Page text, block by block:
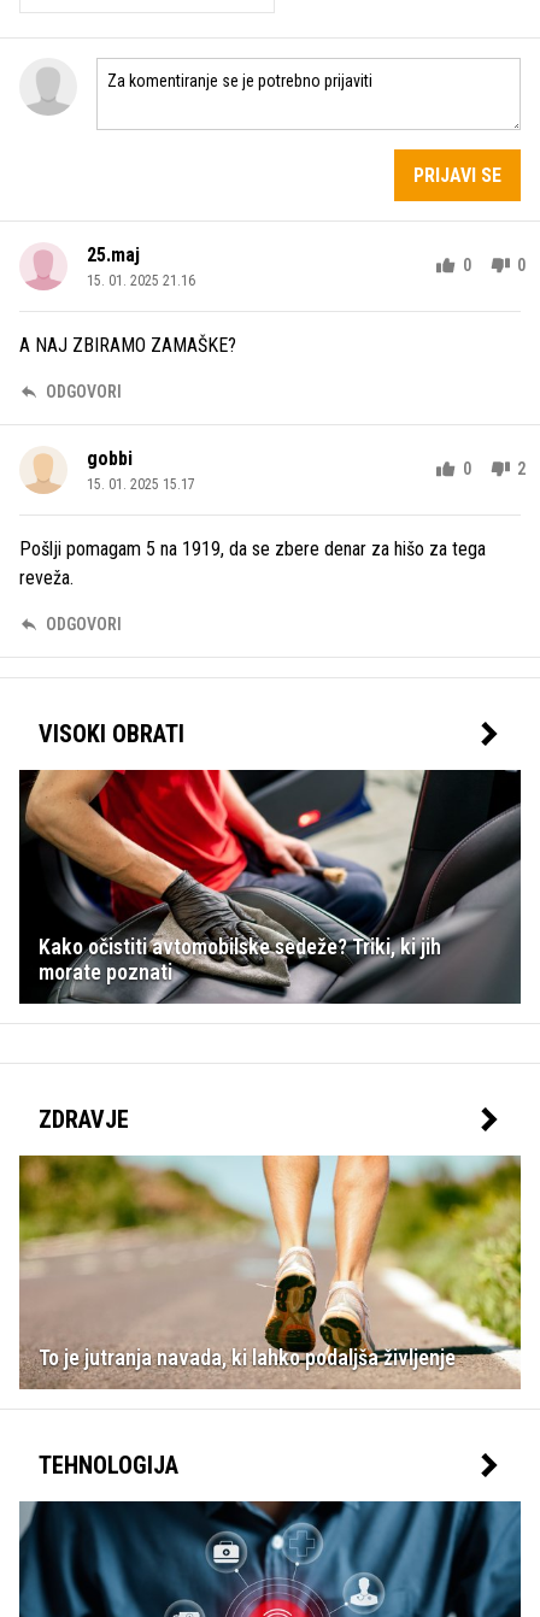
PRIJAVI SE
25.maj
15. 01. 2025 21.16
0 0
A NAJ ZBIRAMO ZAMAŠKE?
ODGOVORI
gobbi
15. 01. 2025 15.17
0 2
Pošlji pomagam 5 na 1919, da se zbere denar za hišo za tega
reveža.
ODGOVORI
VISOKI OBRATI
Kako očistiti avtomobilske sedeže? Triki, ki jih
morate poznati
ZDRAVJE
To je jutranja navada, ki lahko podaljša življenje
TEHNOLOGIJA